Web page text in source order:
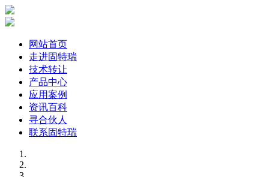
网站首页
走进固特瑞
技术转让
产品中心
应用案例
资讯百科
寻合伙人
联系固特瑞